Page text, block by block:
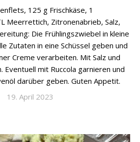
125 g Frischkäse, 1
Meerrettich, Zitronenabrieb, Salz,
Die Frühlingszwiebel in kleine
Zutaten in eine Schüssel geben und
Creme verarbeiten. Mit Salz und
Eventuell mit Ruccola garnieren und
darüber geben. Guten Appetit.
19. April 2023